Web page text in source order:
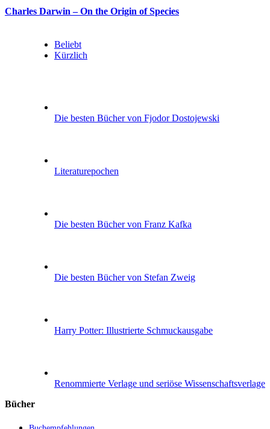
Charles Darwin – On the Origin of Species
Beliebt
Kürzlich
Die besten Bücher von Fjodor Dostojewski
Literaturepochen
Die besten Bücher von Franz Kafka
Die besten Bücher von Stefan Zweig
Harry Potter: Illustrierte Schmuckausgabe
Renommierte Verlage und seriöse Wissenschaftsverlage
Bücher